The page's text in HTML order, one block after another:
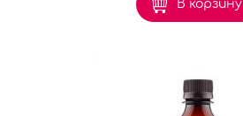
В корзину